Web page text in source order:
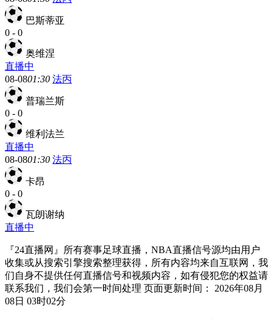
巴斯蒂亚
0 - 0
奥维涅
直播中
08-0801:30 法丙
普瑞兰斯
0 - 0
维利法兰
直播中
08-0801:30 法丙
卡昂
0 - 0
瓦朗谢纳
直播中
『24直播网』所有赛事足球直播，NBA直播信号源均由用户
收集或从搜索引擎搜索整理获得，所有内容均来自互联网，我
们自身不提供任何直播信号和视频内容，如有侵犯您的权益请
联系我们，我们会第一时间处理 页面更新时间： 2026年08月
08日 03时02分